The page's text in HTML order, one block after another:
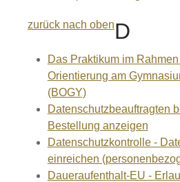
zurück nach obenD
Das Praktikum im
Orientierung am
(BOGY)
Datenschutzbeauftragten
Bestellung anzeigen
Datenschutzkontrolle -
einreichen
Daueraufenthalt-EU -